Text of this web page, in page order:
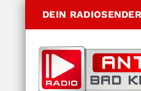
DEIN